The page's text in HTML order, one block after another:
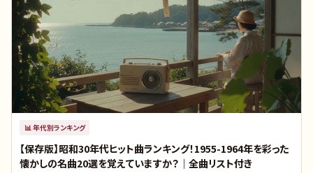
📊 年代別ランキング
【保存版】昭和30年代ヒット曲ランキング！1955-1964年を彩った
懐かしの名曲20選を覚えていますか？｜全曲リスト付き